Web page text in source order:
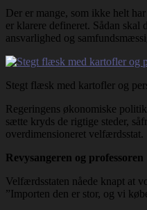
Der er mange, som ikke helt
er klarere defineret. Sådan
ansvarlighed og
Stegt flæsk med kartofler og
Regeringens økonomiske
sætte kryds de rigtige steder,
overdimensioneret velfærdsstat.
Revysangeren og professoren
Velfærdsstaten nåede knapt at
”Importen den er stor, og vi